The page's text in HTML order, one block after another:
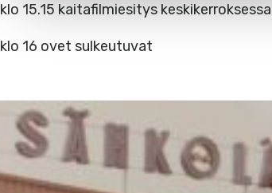
klo 15.15 kaitafilmiesitys keskikerroksessa
klo 16 ovet sulkeutuvat